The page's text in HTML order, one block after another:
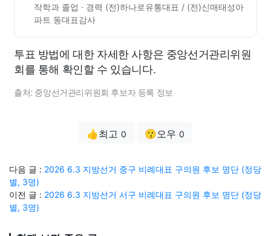
작학과 졸업 · 경력 (전)하나로유통대표 / (전)신매태성아
파트 동대표감사
투표 방법에 대한 자세한 사항은 중앙선거관리위원
회를 통해 확인할 수 있습니다.
출처: 중앙선거관리위원회 후보자 등록 정보
👍최고 0 😗오우 0
다음 글 : 2026 6.3 지방선거 중구 비례대표 구의원 후보 명단 (정당
별, 3명)
이전 글 : 2026 6.3 지방선거 서구 비례대표 구의원 후보 명단 (정당
별, 3명)